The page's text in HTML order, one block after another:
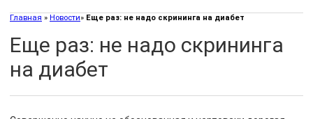
Главная » Новости» Еще раз: не надо скрининга на диабет
Еще раз: не надо скрининга
на диабет